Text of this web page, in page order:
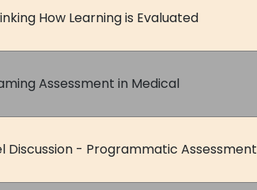
How Learning is Evaluated
Assessment in Medical
Discussion - Programmatic Assessment